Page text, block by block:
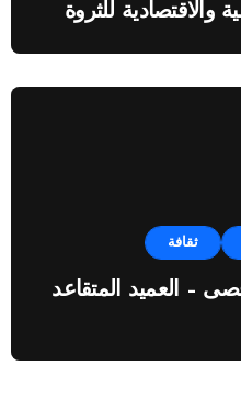
والاقتصادية للثروة
ثقافة
– العميد المتقاعد